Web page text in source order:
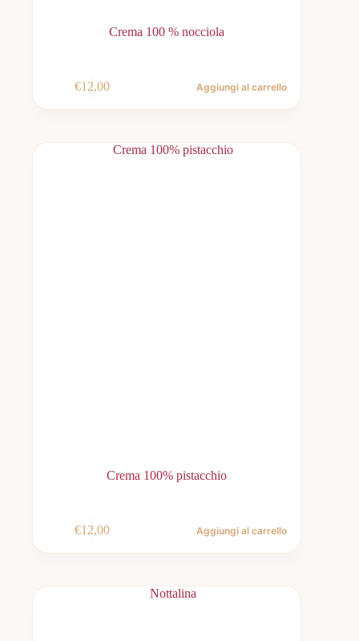
Crema 100 % nocciola
€12,00 Aggiungi al carrello
Crema 100% pistacchio
€12,00 Aggiungi al carrello